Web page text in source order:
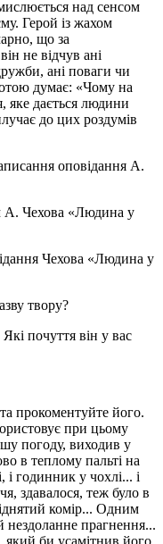
над сенсом
Герой із жахом
що за
не відчув ані
ані поваги чи
думає: «Чому на
яке дається людини
до цих роздумів
оповідання А.
А. Чехова «Людина у
Чехова «Людина у
твору?
почуття він у вас
прокоментуйте його.
при цьому
погоду, виходив у
в теплому пальті на
і годинник у чохлі... і
здавалося, теж було в
комір... Одним
нездоланне прагнення...
би усамітнив його,